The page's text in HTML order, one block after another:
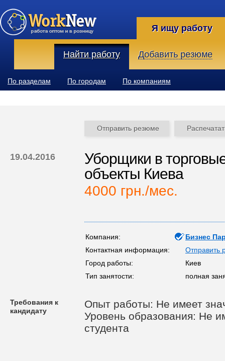
Я ищу работу
Найти работу Добавить резюме
По разделам По городам По компаниям
Отправить резюме
19.04.2016
Уборщики в
объекты Киева
4000 грн./мес.
Компания:
Бизнес
Контактная информация:
Отправить
Город работы:
Киев
Тип занятости:
полная
Требования к
кандидату
Опыт работы: Не имеет
Уровень образования: Не
студента